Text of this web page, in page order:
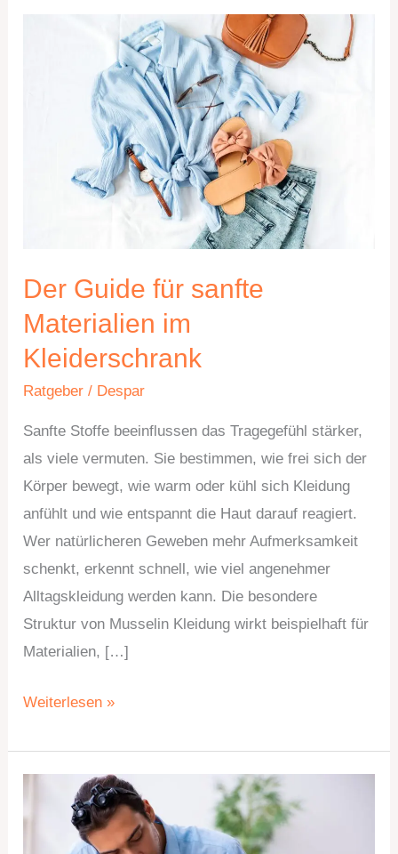
Der Guide für sanfte
Materialien im
Kleiderschrank
Ratgeber / Despar
Sanfte Stoffe beeinflussen das Tragegefühl stärker,
als viele vermuten. Sie bestimmen, wie frei sich der
Körper bewegt, wie warm oder kühl sich Kleidung
anfühlt und wie entspannt die Haut darauf reagiert.
Wer natürlicheren Geweben mehr Aufmerksamkeit
schenkt, erkennt schnell, wie viel angenehmer
Alltagskleidung werden kann. Die besondere
Struktur von Musselin Kleidung wirkt beispielhaft für
Materialien, […]
Kleiderschrank
Weiterlesen »
sich